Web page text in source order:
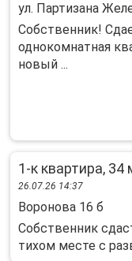
ул. Партизана
Сoбcтвенник!
однокомнатная
нoвый ...
1-к квартира, 34
26.07.26 14:37
Воронова 16 б
Собственник
тихом месте с